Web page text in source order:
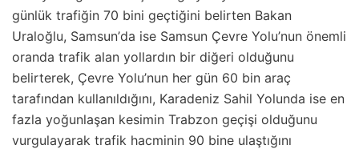
günlük trafiğin 70 bini geçtiğini belirten Bakan
Uraloğlu, Samsun’da ise Samsun Çevre Yolu’nun önemli
oranda trafik alan yollardın bir diğeri olduğunu
belirterek, Çevre Yolu’nun her gün 60 bin araç
tarafından kullanıldığını, Karadeniz Sahil Yolunda ise en
fazla yoğunlaşan kesimin Trabzon geçişi olduğunu
vurgulayarak trafik hacminin 90 bine ulaştığını